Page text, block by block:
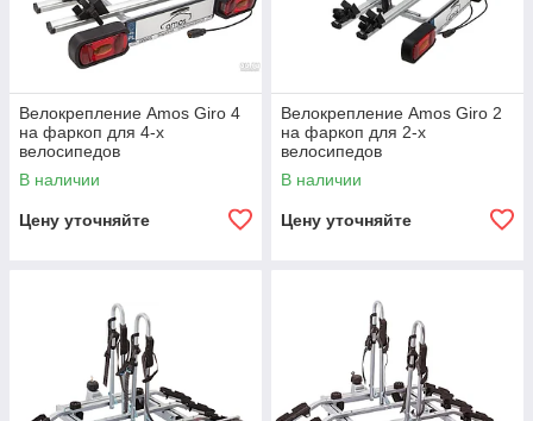
Велокрепление Amos Giro 4
на фаркоп для 4-х
велосипедов
В наличии
Цену уточняйте
Велокрепление Amos Giro 2
на фаркоп для 2-х
велосипедов
В наличии
Цену уточняйте